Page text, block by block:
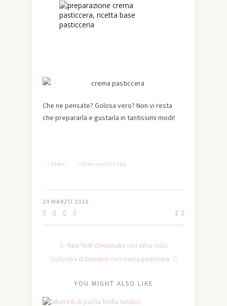
Che ne pensate? Golosa vero? Non vi resta
che prepararla e gustarla in tantissimi modi!
CREMA CREMA PASTICCERA
29 MARZO 2018
2
New York cheesecake con salsa mou
Colomba di Danubio con crema pasticcera
YOU MIGHT ALSO LIKE